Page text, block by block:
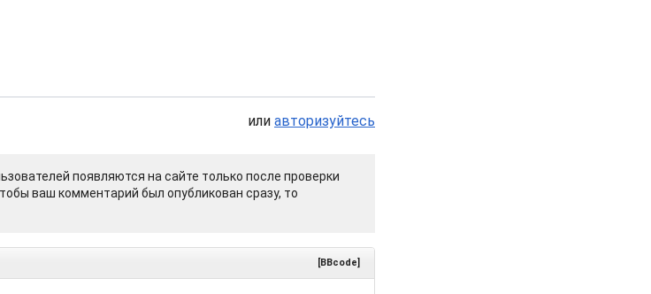
или авторизуйтесь
появляются на сайте только после проверки
ваш комментарий был опубликован сразу, то
[BBcode]